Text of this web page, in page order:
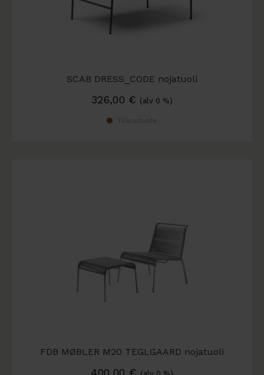
SCAB DRESS_CODE nojatuoli
326,00 € (alv 0 %)
FDB MØBLER M20 TEGLGAARD nojatuoli
400,00 €